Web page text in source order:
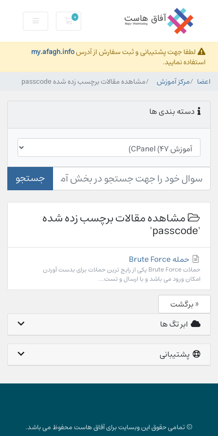
0 کارت خرید
لطفا جهت پشتیبانی و ثبت سفارش از آدرسmy.afagh.info
استفاده نمایید.
اعضا
مرکز آموزش مشاهده مقالات برچسب زده شده passcode
دسته بندی ها
جستجو
مشاهده مقالات برچسب زده شده
'passcode'
حمله Brute Force
حملات Brute Force یکی از رایج ترین حملات برای بدست آوردن
امکان ورود می باشد و با ارسال و تست...
« برگشت
ابر تگ ها
پشتیبانی
© تمامی حقوق این وبسایت برای آفاق هاست محفوظ می باشد.